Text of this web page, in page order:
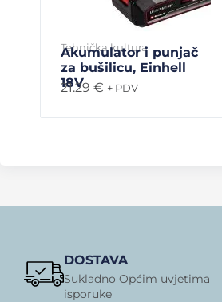
Tehnička kultura
Akumulator i punjač
za bušilicu, Einhell
18V
21.29 € + PDV
DOSTAVA
Sukladno Općim uvjetima
isporuke